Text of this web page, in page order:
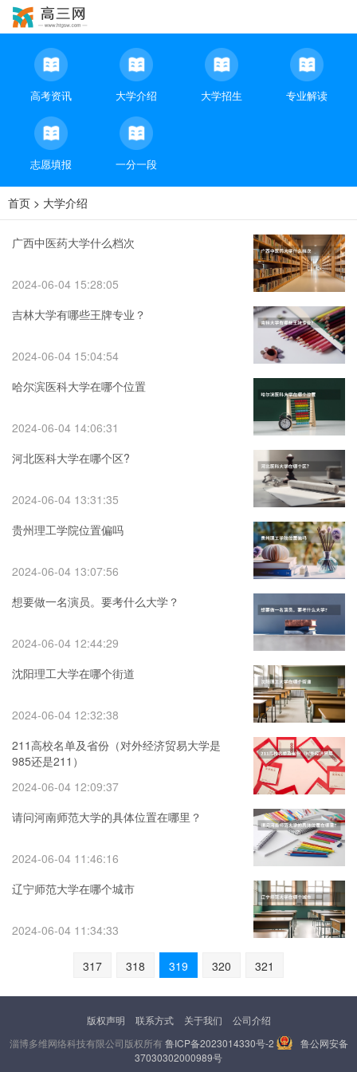
高考资讯 大学介绍 大学招生 专业解读
志愿填报 一分一段
首页 > 大学介绍
广西中医药大学什么档次
2024-06-04 15:28:05
吉林大学有哪些王牌专业？
2024-06-04 15:04:54
哈尔滨医科大学在哪个位置
2024-06-04 14:06:31
河北医科大学在哪个区?
2024-06-04 13:31:35
贵州理工学院位置偏吗
2024-06-04 13:07:56
想要做一名演员。要考什么大学？
2024-06-04 12:44:29
沈阳理工大学在哪个街道
2024-06-04 12:32:38
211高校名单及省份（对外经济贸易大学是
985还是211）
2024-06-04 12:09:37
请问河南师范大学的具体位置在哪里？
2024-06-04 11:46:16
辽宁师范大学在哪个城市
2024-06-04 11:34:33
317 318 319 320 321
版权声明 联系方式 关于我们
公司介绍
淄博多维网络科技有限公司版权所有鲁ICP备2023014330号-2
鲁公网安备
37030302000989号